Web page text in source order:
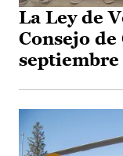
La Ley de
Consejo
septiembre